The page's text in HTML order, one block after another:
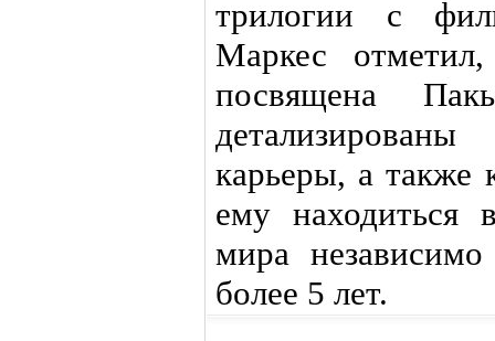
трилогии с
Маркес
посвящена
карьеры, а также
ему находиться
мира
более 5 лет.